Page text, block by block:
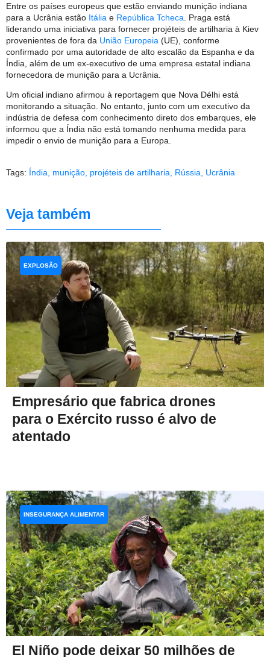
Entre os países europeus que estão enviando munição indiana
para a Ucrânia estão Itália e República Tcheca . Praga está
liderando uma iniciativa para fornecer projéteis de artilharia à Kiev
provenientes de fora da União Europeia (UE), conforme
confirmado por uma autoridade de alto escalão da Espanha e da
Índia, além de um ex-executivo de uma empresa estatal indiana
fornecedora de munição para a Ucrânia.
Um oficial indiano afirmou à reportagem que Nova Délhi está
monitorando a situação. No entanto, junto com um executivo da
indústria de defesa com conhecimento direto dos embarques, ele
informou que a Índia não está tomando nenhuma medida para
impedir o envio de munição para a Europa.
Tags: Índia, munição, projéteis de artilharia, Rússia, Ucrânia
Veja também
Empresário que fabrica drones
para o Exército russo é alvo de
atentado
EXPLOSÃO
El Niño pode deixar 50 milhões de
INSEGURANÇA ALIMENTAR